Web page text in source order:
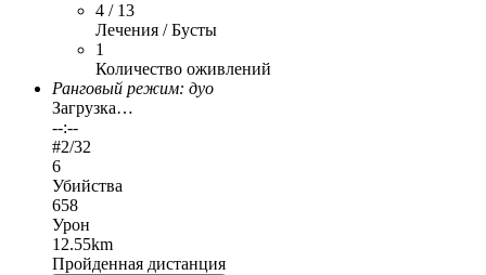
4 / 13
Лечения / Бусты
1
Количество оживлений
Ранговый режим: дуо
Загрузка…
--:--
#2/32
6
Убийства
658
Урон
12.55km
Пройденная дистанция